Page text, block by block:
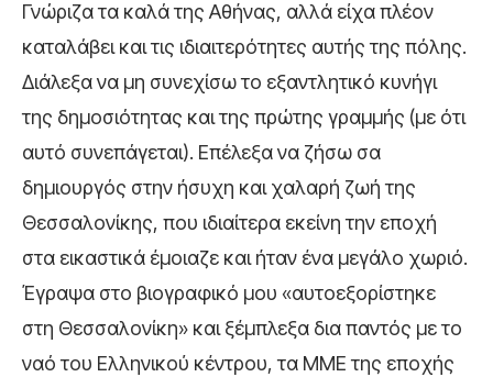
Γνώριζα τα καλά της Αθήνας, αλλά είχα πλέον
καταλάβει και τις ιδιαιτερότητες αυτής της πόλης.
Διάλεξα να μη συνεχίσω το εξαντλητικό κυνήγι
της δημοσιότητας και της πρώτης γραμμής (με ότι
αυτό συνεπάγεται). Επέλεξα να ζήσω σα
δημιουργός στην ήσυχη και χαλαρή ζωή της
Θεσσαλονίκης, που ιδιαίτερα εκείνη την εποχή
στα εικαστικά έμοιαζε και ήταν ένα μεγάλο χωριό.
Έγραψα στο βιογραφικό μου «αυτοεξορίστηκε
στη Θεσσαλονίκη» και ξέμπλεξα δια παντός με το
ναό του Ελληνικού κέντρου, τα ΜΜΕ της εποχής